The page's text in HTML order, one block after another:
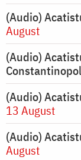
(Audio)
August
(Audio)
(Audio)
13 August
(Audio)
August